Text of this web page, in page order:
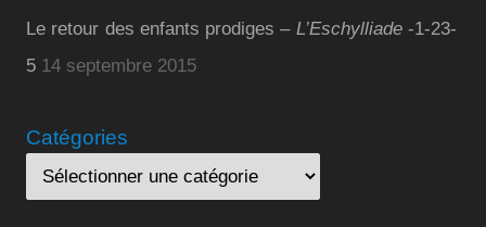
Le retour des enfants prodiges – L’Eschylliade-1-23-
5 14 septembre 2015
Catégories